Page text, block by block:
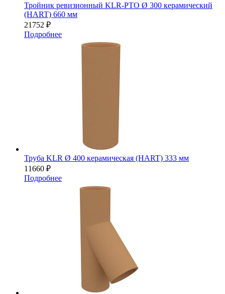
Тройник ревизионный KLR-PTO Ø 300 керамический
(HART) 660 мм
21752 ₽
Подробнее
Труба KLR Ø 400 керамическая (HART) 333 мм
11660 ₽
Подробнее